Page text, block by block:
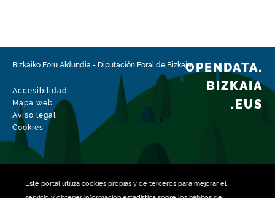
Este portal utiliza cookiespropias y de terceros para mejorar el
Bizkaiko Foru Aldundia - Diputación Foral de Bizkaia
Accesibilidad
Mapa web
Aviso legal
Cookies
OPENDATA.
BIZKAIA
.EUS